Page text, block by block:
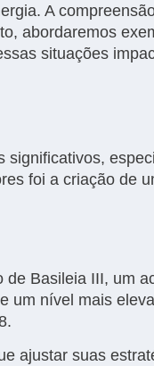
A
abordaremos
situações
foi a criação de
Basileia III, um
um nível mais
ajustar suas